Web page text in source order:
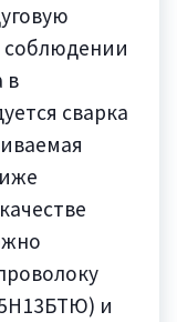
соблюдении
в
сварка
и